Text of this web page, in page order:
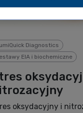
Diagnostics
EIA i biochemiczne
oksydacyjny i